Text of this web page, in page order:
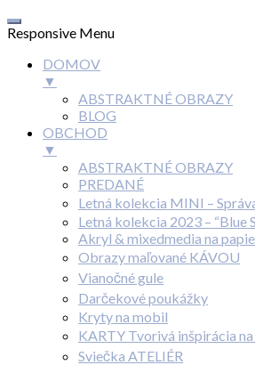
Responsive Menu
DOMOV
▼
ABSTRAKTNÉ OBRAZY
BLOG
OBCHOD
▼
ABSTRAKTNÉ OBRAZY
PREDANÉ
Letná kolekcia MINI –
Letná kolekcia 2023 – “Blue
Akryl & mixedmedia na
Obrazy maľované KÁVOU
Vianočné gule
Darčekové poukážky
Kryty na mobil
KARTY Tvorivá inšpirácia
Sviečka ATELIÉR